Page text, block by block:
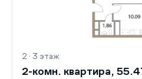
2 · 3 этаж
2-комн. квартира,